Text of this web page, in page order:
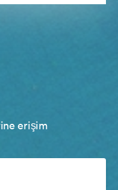
erişim